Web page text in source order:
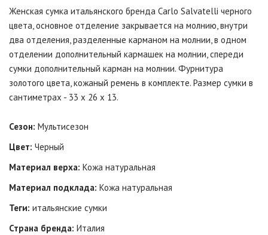
Женская сумка итальянского бренда Carlo Salvatelli черного
цвета, основное отделение закрывается на молнию, внутри
два отделения, разделенные карманом на молнии, в одном
отделении дополнительный кармашек на молнии, спереди
сумки дополнительный карман на молнии. Фурнитура
золотого цвета, кожаный ремень в комплекте. Размер сумки в
сантиметрах - 33 х 26 х 13.
Сезон: Мультисезон
Цвет: Черный
Материал верха: Кожа натуральная
Материал подклада: Кожа натуральная
Теги: итальянские сумки
Страна бренда: Италия